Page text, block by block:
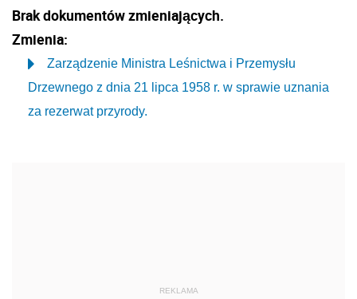
Brak dokumentów zmieniających.
Zmienia:
Zarządzenie Ministra Leśnictwa i Przemysłu
Drzewnego z dnia 21 lipca 1958 r. w sprawie uznania
za rezerwat przyrody.